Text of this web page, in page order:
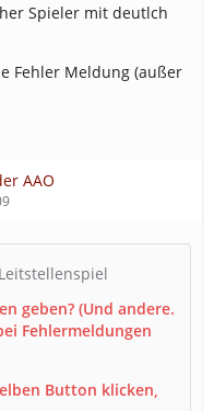
Spieler mit deutlch
Fehler Meldung (außer
AAO
geben? (Und andere.
Fehlermeldungen
Button klicken,